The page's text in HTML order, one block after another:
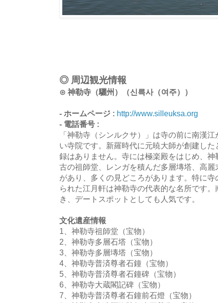
◎ 周辺観光情報
⊙ 神勒寺（驪州）（신륵사（여주））
- ホームページ : http://www.silleuksa.org
- 電話番号 :
「神勒寺（シンルクサ）」は寺の前に南漢
い寺院です。新羅時代に元暁大師が創建し
録はありません。寺には極楽殿をはじめ、
古の祖師堂、レンガを積んだ多層塼塔、高
があり、多くの見どころがあります。特に
られた江月軒は神勒寺の代表的な名所です
き、デートスポットとしても人気です。
文化遺産情報
1、神勒寺祖師堂（宝物）
2、神勒寺多層石塔（宝物）
3、神勒寺多層塼塔（宝物）
4、神勒寺普済尊者石鐘（宝物）
5、神勒寺普済尊者石鐘碑（宝物）
6、神勒寺大蔵閣記碑（宝物）
7、神勒寺普済尊者石鐘前石燈（宝物）